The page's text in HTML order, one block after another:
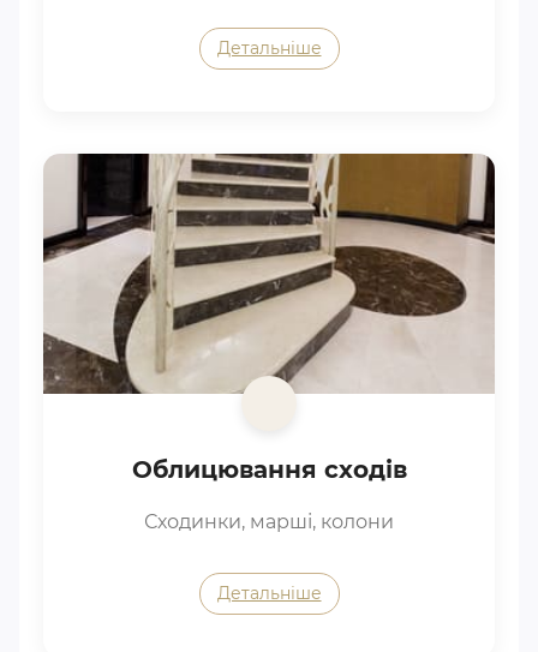
Детальніше
Облицювання сходів
Сходинки, марші, колони
Детальніше